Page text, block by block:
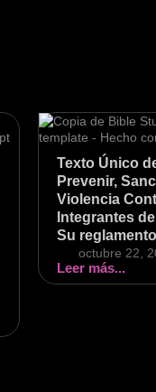
Texto Único
Prevenir,
Violencia
Integrantes
Su reglamento
octubre 22,
Leer más...